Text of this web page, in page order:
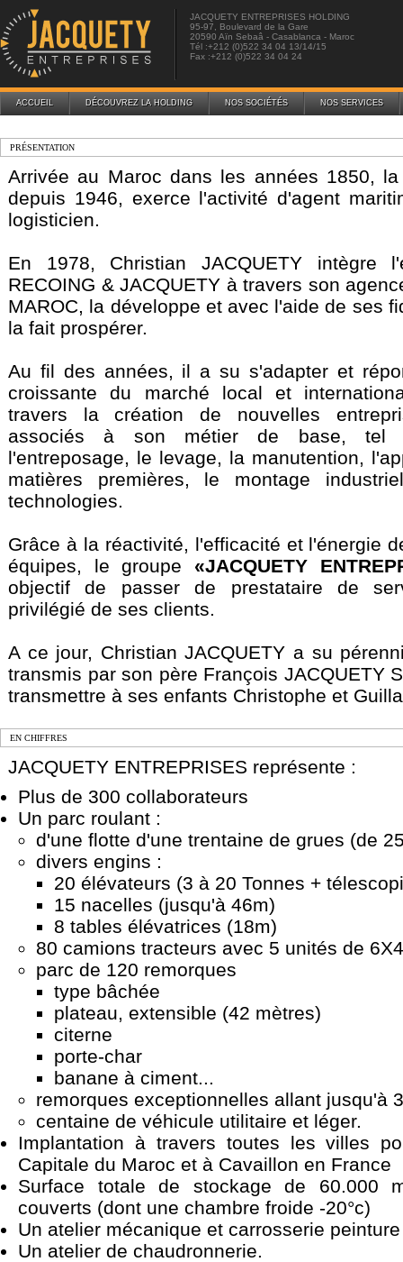
JACQUETY ENTREPRISES HOLDING
95-97, Boulevard de la Gare
20590 Aïn Sebaâ - Casablanca - Maroc
Tél :+212 (0)522 34 04 13/14/15
Fax :+212 (0)522 34 04 24
ACCUEIL DÉCOUVREZ LA HOLDING NOS SOCIÉTÉS NOS SERVICES
PRÉSENTATION
Arrivée au Maroc dans les années 1850, la
depuis 1946, exerce l'activité d'agent
logisticien.
En 1978, Christian JACQUETY intègre
RECOING & JACQUETY à travers son
MAROC, la développe et avec l'aide de ses
la fait prospérer.
Au fil des années, il a su s'adapter et
croissante du marché local et
travers la création de nouvelles
associés à son métier de base, tel
l'entreposage, le levage, la manutention,
matières premières, le montage
technologies.
Grâce à la réactivité, l'efficacité et l'énergie
équipes, le groupe «JACQUETY
objectif de passer de prestataire de
privilégié de ses clients.
A ce jour, Christian JACQUETY a su
transmis par son père François JACQUETY
transmettre à ses enfants Christophe et
EN CHIFFRES
JACQUETY ENTREPRISES représente :
Plus de 300 collaborateurs
Un parc roulant :
d'une flotte d'une trentaine de grues (de
divers engins :
20 élévateurs (3 à 20 Tonnes +
15 nacelles (jusqu'à 46m)
8 tables élévatrices (18m)
80 camions tracteurs avec 5 unités de 6X4
parc de 120 remorques
type bâchée
plateau, extensible (42 mètres)
citerne
porte-char
banane à ciment...
remorques exceptionnelles allant jusqu'à
centaine de véhicule utilitaire et léger.
Implantation à travers toutes les villes
Capitale du Maroc et à Cavaillon en France
Surface totale de stockage de 60.000
couverts (dont une chambre froide -20°c)
Un atelier mécanique et carrosserie peinture
Un atelier de chaudronnerie.